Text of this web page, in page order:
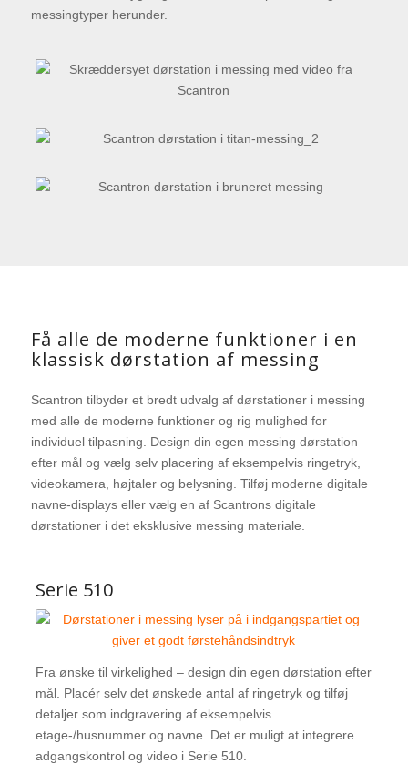
messingtyper herunder.
Messing
– Patinerer over tid
Få alle de moderne funktioner i en
klassisk dørstation af messing
Scantron tilbyder et bredt udvalg af dørstationer i messing
med alle de moderne funktioner og rig mulighed for
individuel tilpasning. Design din egen messing dørstation
efter mål og vælg selv placering af eksempelvis ringetryk,
videokamera, højtaler og belysning. Tilføj moderne digitale
navne-displays eller vælg en af Scantrons digitale
dørstationer i det eksklusive messing materiale.
Serie 510
Fra ønske til virkelighed – design din egen dørstation efter
mål. Placér selv det ønskede antal af ringetryk og tilføj
detaljer som indgravering af eksempelvis
etage-/husnummer og navne. Det er muligt at integrere
adgangskontrol og video i Serie 510.